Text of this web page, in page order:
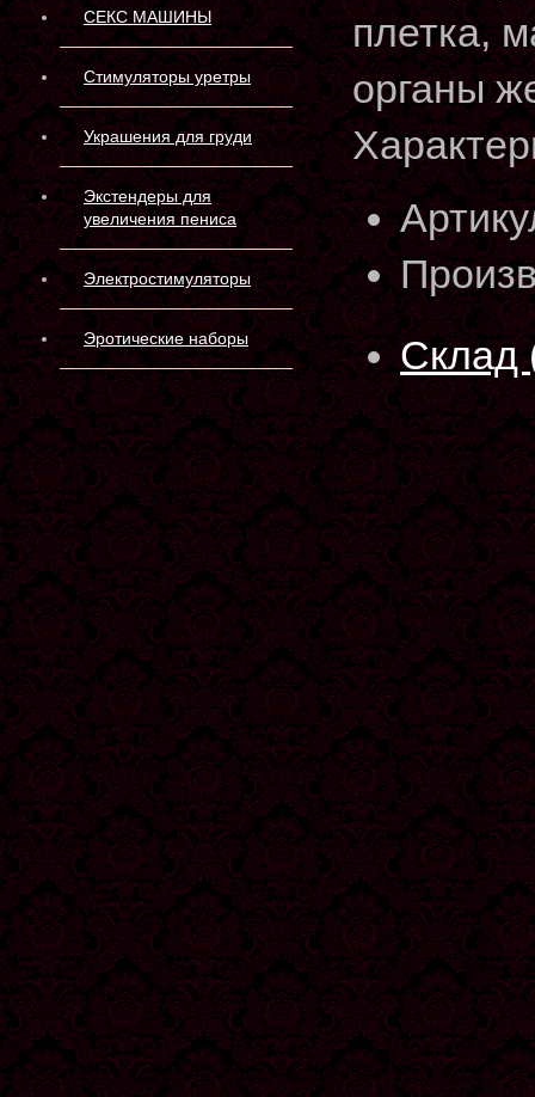
СЕКС МАШИНЫ
Стимуляторы уретры
Украшения для груди
Экстендеры для
увеличения пениса
Электростимуляторы
Эротические наборы
плетка,
органы
Склад